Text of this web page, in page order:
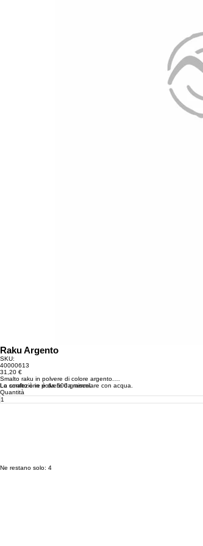
Raku Argento
SKU:
SKU
40000613
40000613
Prezzo
31,20 €
Smalto raku in polvere di colore argento.
Lo smalto è in polvere da miscelare con acqua.
La confezione è da 500 grammi.
Quantità
Ne restano solo: 4